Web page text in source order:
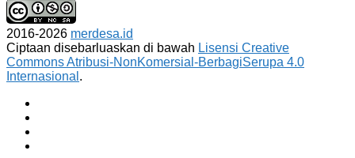
2016-2026 merdesa.id
Ciptaan disebarluaskan di bawah Lisensi Creative
Commons Atribusi-NonKomersial-BerbagiSerupa 4.0
Internasional .